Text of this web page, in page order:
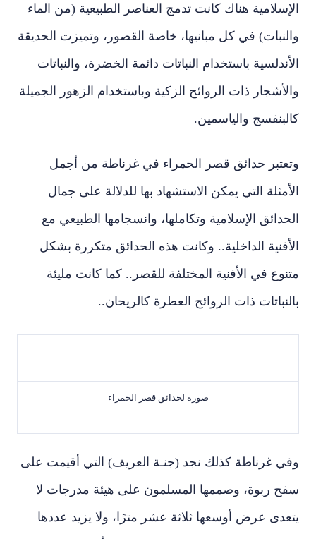
الإسلامية هناك كانت تدمج العناصر الطبيعية (من الماء
والنبات) في كل مبانيها، خاصة القصور، وتميزت الحديقة
الأندلسية باستخدام النباتات دائمة الخضرة، والنباتات
والأشجار ذات الروائح الزكية وباستخدام الزهور الجميلة
كالبنفسج والياسمين.
وتعتبر حدائق قصر الحمراء في غرناطة من أجمل
الأمثلة التي يمكن الاستشهاد بها للدلالة على جمال
الحدائق الإسلامية وتكاملها، وانسجامها الطبيعي مع
الأفنية الداخلية.. وكانت هذه الحدائق متكررة بشكل
متنوع في الأفنية المختلفة للقصر.. كما كانت مليئة
بالنباتات ذات الروائح العطرة كالريحان..
صورة لحدائق قصر الحمراء
وفي غرناطة كذلك نجد (جنـة العريف) التي أقيمت على
سفح ربوة، وصممها المسلمون على هيئة مدرجات لا
يتعدى عرض أوسعها ثلاثة عشر مترًا، ولا يزيد عددها